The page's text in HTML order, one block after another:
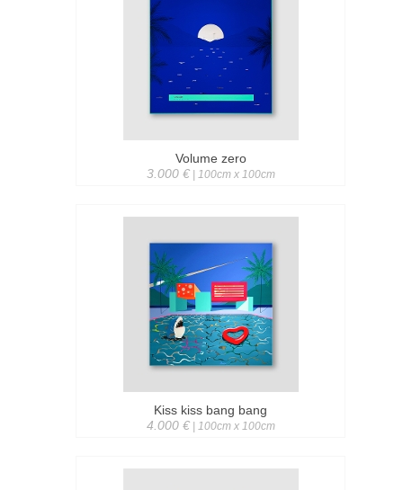
Volume zero
3.000 €| 100cm x 100cm
Kiss kiss bang bang
4.000 €| 100cm x 100cm